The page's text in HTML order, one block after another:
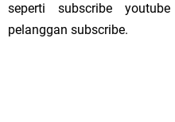
seperti subscribe
pelanggan subscribe.